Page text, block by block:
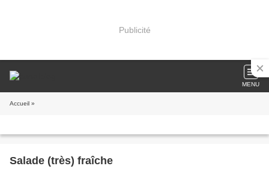
Publicité
MENU
Accueil »
Salade (très) fraîche